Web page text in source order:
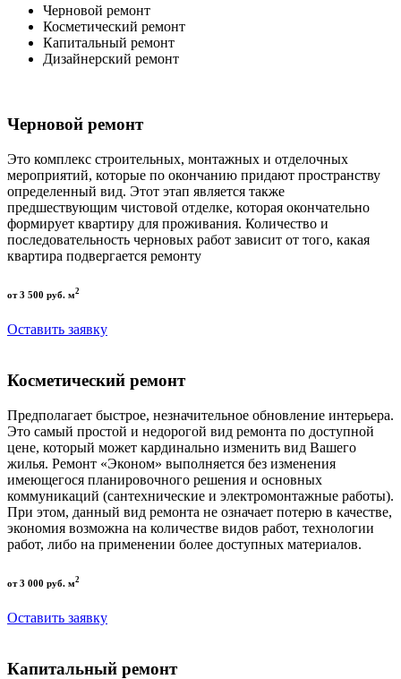
Черновой ремонт
Косметический ремонт
Капитальный ремонт
Дизайнерский ремонт
Черновой ремонт
Это комплекс строительных, монтажных и отделочных
мероприятий, которые по окончанию придают пространству
определенный вид. Этот этап является также
предшествующим чистовой отделке, которая окончательно
формирует квартиру для проживания. Количество и
последовательность черновых работ зависит от того, какая
квартира подвергается ремонту
от 3 500 руб. м2
Оставить заявку
Косметический ремонт
Предполагает быстрое, незначительное обновление интерьера.
Это самый простой и недорогой вид ремонта по доступной
цене, который может кардинально изменить вид Вашего
жилья. Ремонт «Эконом» выполняется без изменения
имеющегося планировочного решения и основных
коммуникаций (сантехнические и электромонтажные работы).
При этом, данный вид ремонта не означает потерю в качестве,
экономия возможна на количестве видов работ, технологии
работ, либо на применении более доступных материалов.
от 3 000 руб. м2
Оставить заявку
Капитальный ремонт